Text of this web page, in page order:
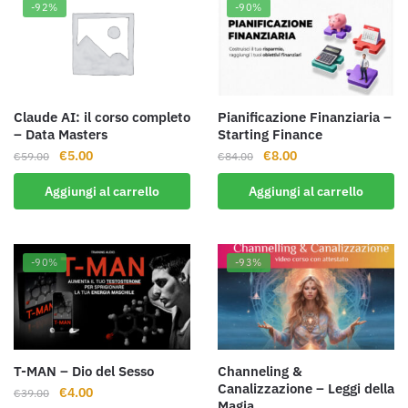
-92%
Claude AI: il corso completo
– Data Masters
€59.00
Il
prezzo
originale
era:
€5.00Il
prezzo
attuale
è:
Aggiungi al carrello
-90%
Pianificazione Finanziaria –
Starting Finance
€84.00
Il
prezzo
originale
era:
€8.00Il
prezzo
attuale
è:
Aggiungi al carrello
-90%
T-MAN – Dio del Sesso
€39.00
Il
€4.00Il
-93%
Channeling &
Canalizzazione – Leggi della